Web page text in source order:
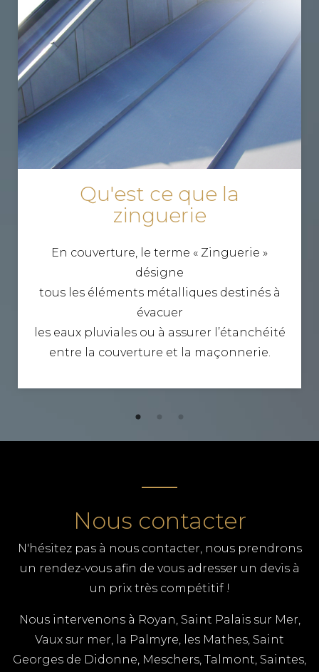
Qu'est ce que la
zinguerie
En couverture, le terme « Zinguerie »
désigne
tous les éléments métalliques destinés à
évacuer
les eaux pluviales ou à assurer l’étanchéité
entre la couverture et la maçonnerie.
Nous contacter
N'hésitez pas à nous contacter, nous prendrons
un rendez-vous afin de vous adresser un devis à
un prix très compétitif !
Nous intervenons à Royan, Saint Palais sur Mer,
Vaux sur mer, la Palmyre, les Mathes, Saint
Georges de Didonne, Meschers, Talmont, Saintes,